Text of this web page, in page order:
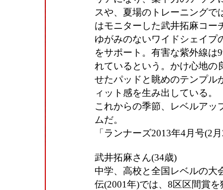
スや、夏場のトレーニング
はモニターした武井拓麻コー
ゆがみのないワイドシェイプ
をサポート。有害な紫外線は
れているという。かけ心地の
せたパッドと眺めのテンプル
ィット感を生み出している。
これからの季節、レベルアッ
ムだ。
「ランナーズ2013年4月号(2
武井拓麻さん(34歳)
中学、高校と全国レベルの大
伝(2001年)では、8区区間賞